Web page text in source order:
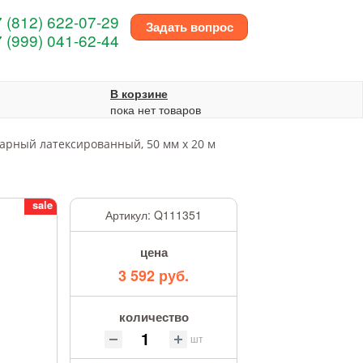
Задать вопрос
(812) 622-07-29
(999) 041-62-44
В корзине
пока нет товаров
латексированный, 50 мм х 20 м
sale
Артикул:Q111351
цена
3 592 руб.
количество
шт